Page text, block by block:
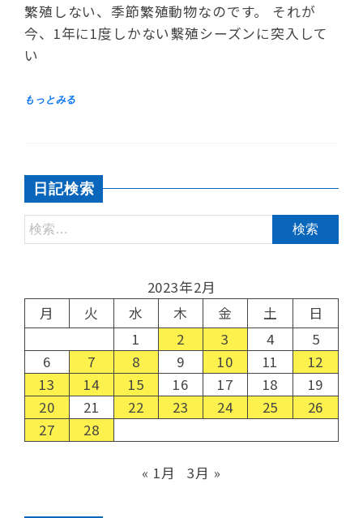
繁殖しない、季節繁殖動物なのです。 それが
今、1年に1度しかない繫殖シーズンに突入して
い
日記検索
2023年2月
月
火 水 木 金 土
日
1
2 3 4
5
6
7 8 9 10 11
12
13
14 15 16 17 18
19
20
21 22 23 24 25
26
27
28
« 1月 3月 »